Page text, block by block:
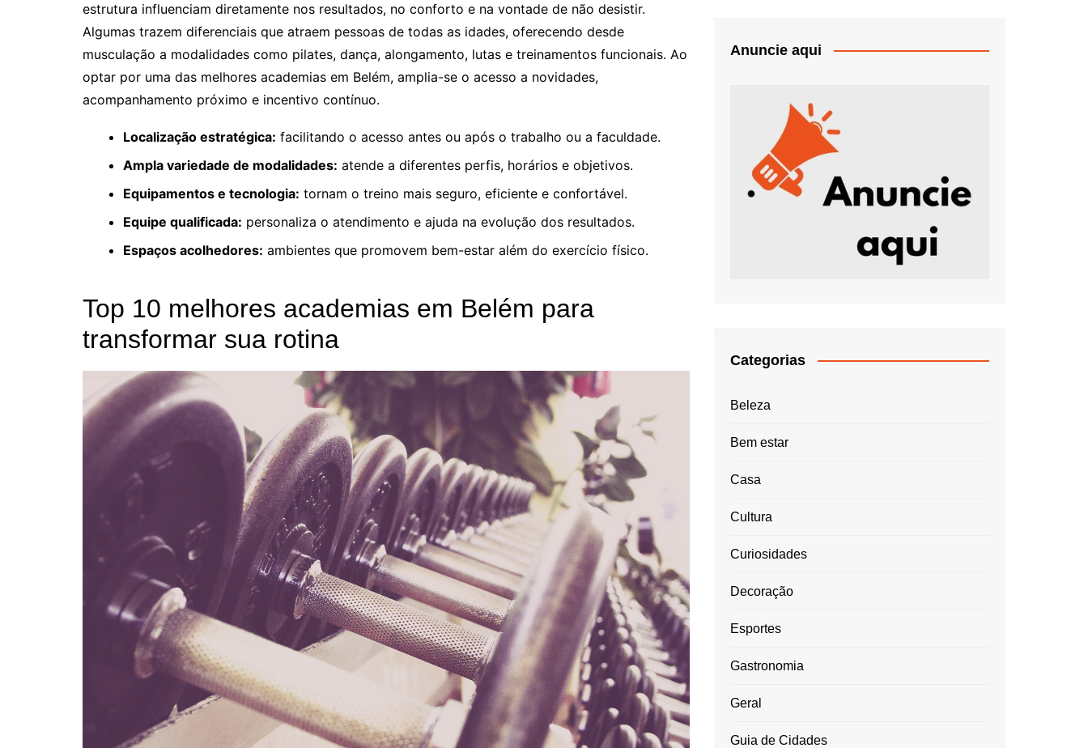
estrutura influenciam diretamente nos resultados, no conforto e na vontade de não desistir.
Algumas trazem diferenciais que atraem pessoas de todas as idades, oferecendo desde
musculação a modalidades como pilates, dança, alongamento, lutas e treinamentos funcionais. Ao
optar por uma das melhores academias em Belém, amplia-se o acesso a novidades,
acompanhamento próximo e incentivo contínuo.
Localização estratégica: facilitando o acesso antes ou após o trabalho ou a faculdade.
Ampla variedade de modalidades: atende a diferentes perfis, horários e objetivos.
Equipamentos e tecnologia: tornam o treino mais seguro, eficiente e confortável.
Equipe qualificada: personaliza o atendimento e ajuda na evolução dos resultados.
Espaços acolhedores: ambientes que promovem bem-estar além do exercício físico.
Top 10 melhores academias em Belém para
transformar sua rotina
Anuncie aqui
Categorias
Beleza
Bem estar
Casa
Cultura
Curiosidades
Decoração
Esportes
Gastronomia
Geral
Guia de Cidades